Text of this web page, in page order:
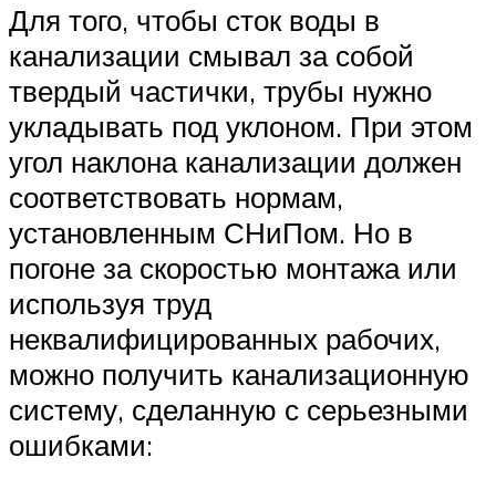
Для того, чтобы сток воды в
канализации смывал за собой
твердый частички, трубы нужно
укладывать под уклоном. При этом
угол наклона канализации должен
соответствовать нормам,
установленным СНиПом. Но в
погоне за скоростью монтажа или
используя труд
неквалифицированных рабочих,
можно получить канализационную
систему, сделанную с серьезными
ошибками: